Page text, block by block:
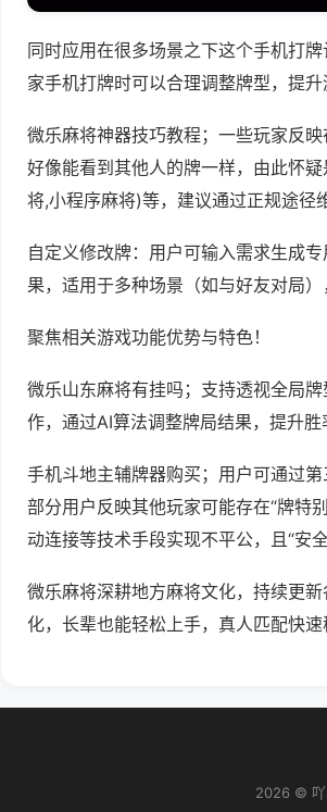
同时应用在很多场景之下这个手机打
家手机打牌时可以合理调整牌型，提
微乐麻将神器技巧教程；一些玩家反
好像能看到其他人的牌一样，由此怀
将,小程序麻将)等，建议通过正规途径
自定义修改牌：用户可输入需求生成
果，适用于多种场景（如与好友对局
聚焦相关游戏功能优势与特色！
微乐山东麻将有挂吗；支持透视全局
作，通过AI算法调整牌局结果，提升胜
手机斗地主辅牌器购买；用户可通过第
部分用户反映其他玩家可能存在“牌特
动连接等技术手段实现不平公，且“安全
微乐麻将深耕地方麻将文化，持续更
化，长辈也能轻松上手，真人匹配快
2026 © 吖